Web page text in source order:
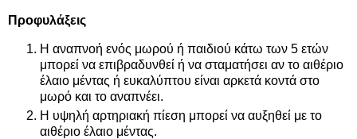
Προφυλάξεις
Η αναπνοή ενός μωρού ή παιδιού κάτω των 5 ετών
μπορεί να επιβραδυνθεί ή να σταματήσει αν το αιθέριο
έλαιο μέντας ή ευκαλύπτου είναι αρκετά κοντά στο
μωρό και το αναπνέει.
Η υψηλή αρτηριακή πίεση μπορεί να αυξηθεί με το
αιθέριο έλαιο μέντας.